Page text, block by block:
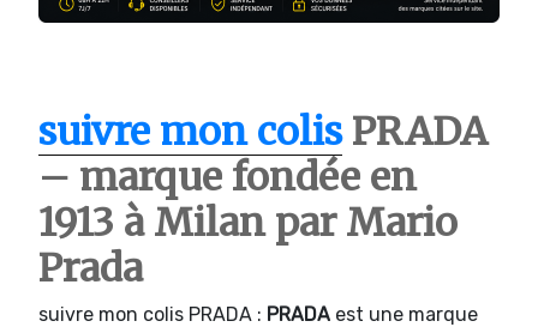
suivre mon colisPRADA
– marque fondée en
1913 à Milan par Mario
Prada
suivre mon colis PRADA : PRADA est une marque